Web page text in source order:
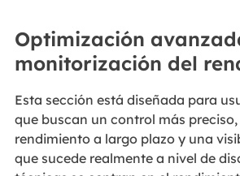
Optimización
monitorización del
Esta sección está diseñada para
que buscan un control más
rendimiento a largo plazo y una
que sucede realmente a nivel de